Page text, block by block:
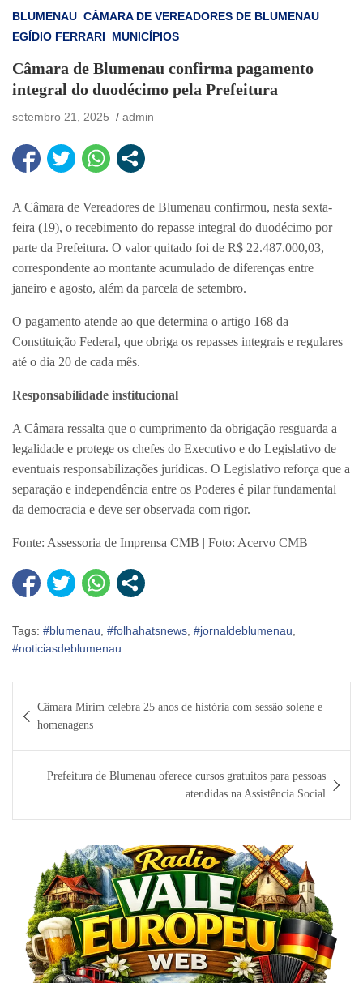
BLUMENAU CÂMARA DE VEREADORES DE BLUMENAU
EGÍDIO FERRARI
MUNICÍPIOS
Câmara de Blumenau confirma pagamento
integral do duodécimo pela Prefeitura
setembro 21, 2025 admin
A Câmara de Vereadores de Blumenau confirmou, nesta sexta-
feira (19), o recebimento do repasse integral do duodécimo por
parte da Prefeitura. O valor quitado foi de R$ 22.487.000,03,
correspondente ao montante acumulado de diferenças entre
janeiro e agosto, além da parcela de setembro.
O pagamento atende ao que determina o artigo 168 da
Constituição Federal, que obriga os repasses integrais e regulares
até o dia 20 de cada mês.
Responsabilidade institucional
A Câmara ressalta que o cumprimento da obrigação resguarda a
legalidade e protege os chefes do Executivo e do Legislativo de
eventuais responsabilizações jurídicas. O Legislativo reforça que a
separação e independência entre os Poderes é pilar fundamental
da democracia e deve ser observada com rigor.
Fonte: Assessoria de Imprensa CMB | Foto: Acervo CMB
Tags: #blumenau, #folhahatsnews, #jornaldeblumenau,
#noticiasdeblumenau
de
Post
Câmara Mirim celebra 25 anos de história com sessão solene e
homenagens
Prefeitura de Blumenau oferece cursos gratuitos para pessoas
atendidas na Assistência Social